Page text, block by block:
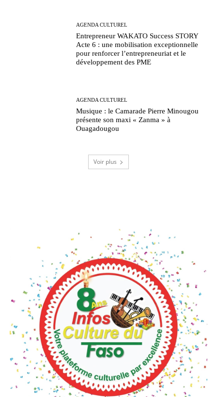
AGENDA CULTUREL
Entrepreneur WAKATO Success STORY
Acte 6 : une mobilisation exceptionnelle
pour renforcer l’entrepreneuriat et le
développement des PME
AGENDA CULTUREL
Musique : le Camarade Pierre Minougou
présente son maxi « Zanma » à
Ouagadougou
Voir plus